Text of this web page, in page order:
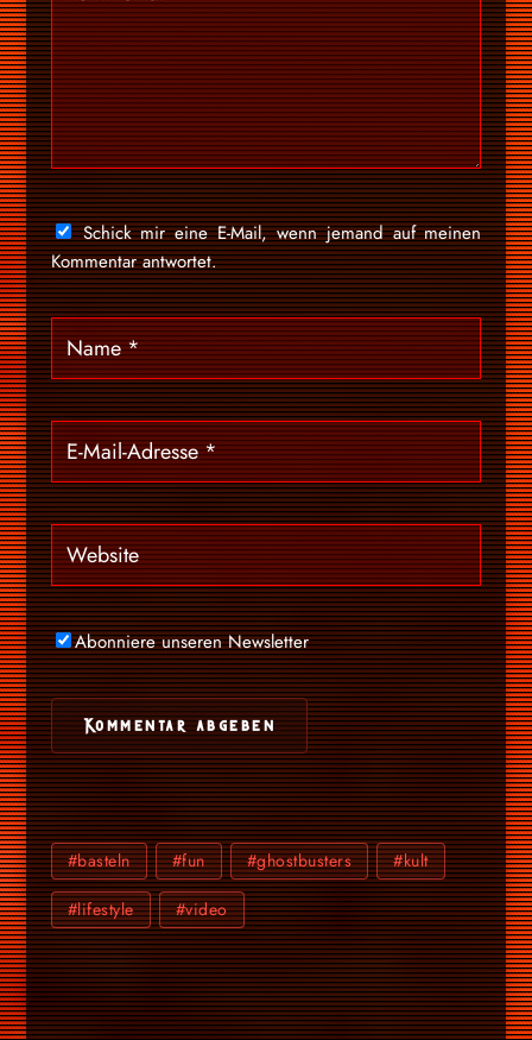
Schick mir eine E-Mail, wenn jemand auf meinen
Kommentar antwortet.
Abonniere unseren Newsletter
#basteln #fun #ghostbusters #kult
#lifestyle #video